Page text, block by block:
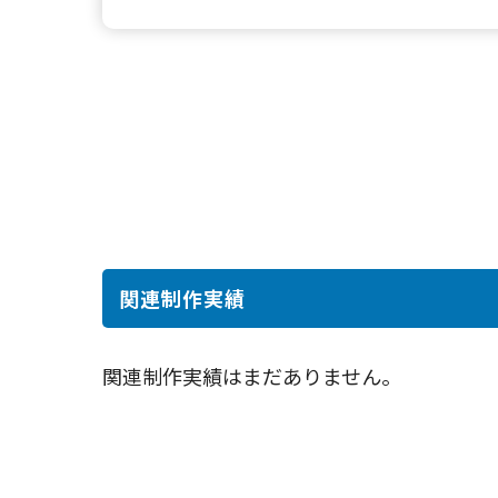
関連制作実績
関連制作実績はまだありません。